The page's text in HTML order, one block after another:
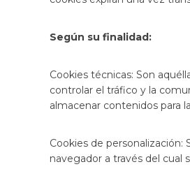
Según su finalidad:
Cookies técnicas: Son
controlar el tráfico y la
almacenar contenidos para
Cookies de
navegador a través del cual